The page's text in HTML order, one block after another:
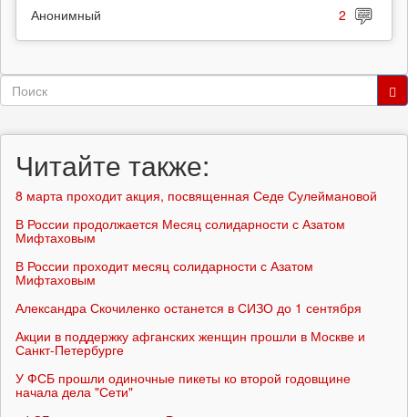
Анонимный 2
Форма
Читайте также:
8 марта проходит акция, посвященная Седе Сулеймановой
В России продолжается Месяц солидарности с Азатом
Мифтаховым
В России проходит месяц солидарности с Азатом
Мифтаховым
Александра Скочиленко останется в СИЗО до 1 сентября
Акции в поддержку афганских женщин прошли в Москве и
Санкт-Петербурге
У ФСБ прошли одиночные пикеты ко второй годовщине
начала дела "Сети"